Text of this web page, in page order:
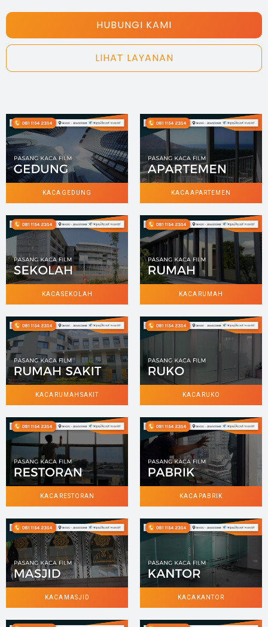
HUBUNGI KAMI
LIHAT LAYANAN
KACA GEDUNG KACA APARTEMEN
KACA SEKOLAH KACA RUMAH
KACA RUMAH SAKIT KACA RUKO
KACA RESTORAN KACA PABRIK
KACA MASJID KACA KANTOR